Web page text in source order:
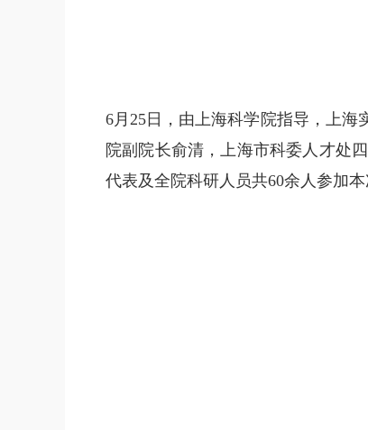
6月25日，由上海科学院指导，上海
院副院长俞清，上海市科委人才处
代表及全院科研人员共60余人参加